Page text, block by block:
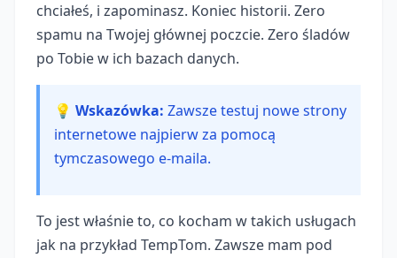
chciałeś, i zapominasz. Koniec historii. Zero
spamu na Twojej głównej poczcie. Zero śladów
po Tobie w ich bazach danych.
💡 Wskazówka: Zawsze testuj nowe strony
internetowe najpierw za pomocą
tymczasowego e-maila.
To jest właśnie to, co kocham w takich usługach
jak na przykład TempTom. Zawsze mam pod